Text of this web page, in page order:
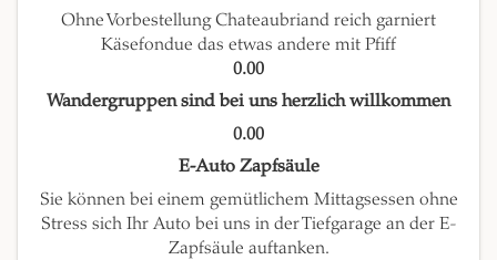
Ohne Vorbestellung Chateaubriand reich garniert
Käsefondue das etwas andere mit Pfiff
0.00
Wandergruppen sind bei uns herzlich willkommen
0.00
E-Auto Zapfsäule
Sie können bei einem gemütlichem Mittagsessen ohne
Stress sich Ihr Auto bei uns in der Tiefgarage an der E-
Zapfsäule auftanken.